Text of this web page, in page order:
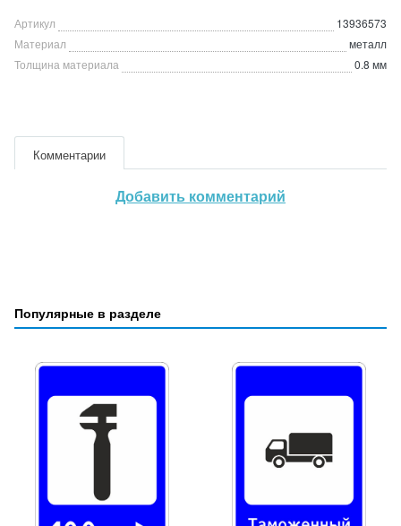
Артикул
13936573
Материал
металл
Толщина материала
0.8 мм
Комментарии
Добавить комментарий
Популярные в разделе